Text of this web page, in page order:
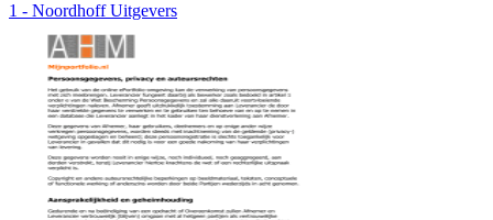
1 - Noordhoff Uitgevers